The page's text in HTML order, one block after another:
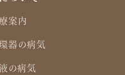
案内
器の病気
の病気